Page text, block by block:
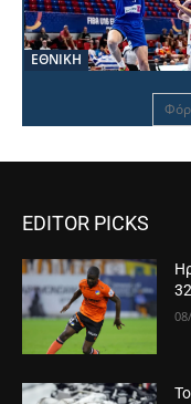
ΕΘΝΙΚΉ
EDITOR PICKS